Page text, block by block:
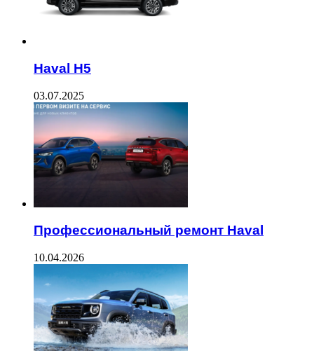
Haval H5
03.07.2025
Профессиональный ремонт Haval
10.04.2026